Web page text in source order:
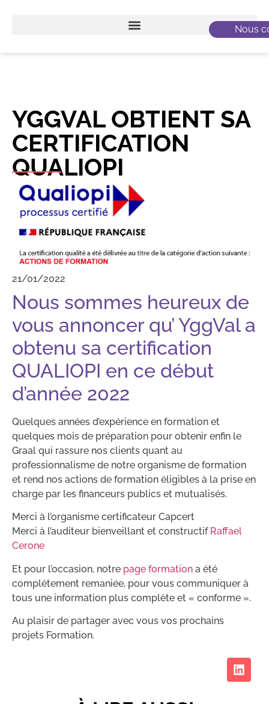
Nous
YGGVAL OBTIENT SA
CERTIFICATION
QUALIOPI
21/01/2022
Nous sommes heureux de
vous annoncer qu’ YggVal a
obtenu sa certification
QUALIOPI en ce début
d’année 2022
Quelques années d’expérience en formation et
quelques mois de préparation pour obtenir enfin le
Graal qui rassure nos clients quant au
professionnalisme de notre organisme de formation
et rend nos actions de formation éligibles à la prise en
charge par les financeurs publics et mutualisés.
Merci à l’organisme certificateur Capcert
Merci à l’auditeur bienveillant et constructif Raffael
Cerone
Et pour l’occasion, notre page formation a été
complètement remaniée, pour vous communiquer à
tous une information plus complète et « conforme ».
Au plaisir de partager avec vous vos prochains
projets Formation.